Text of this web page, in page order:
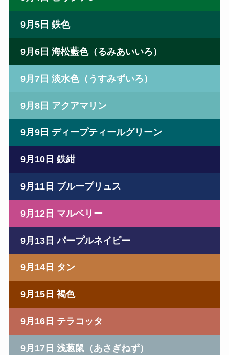
9月5日 鉄色
9月6日 海松藍色（るみあいいろ）
9月7日 淡水色（うすみずいろ）
9月8日 アクアマリン
9月9日 ディープティールグリーン
9月10日 鉄紺
9月11日 ブループリュス
9月12日 マルベリー
9月13日 パープルネイビー
9月14日 タン
9月15日 褐色
9月16日 テラコッタ
9月17日 浅葱鼠（あさぎねず）